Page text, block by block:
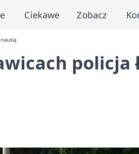
Ciekawe Zobacz
policja